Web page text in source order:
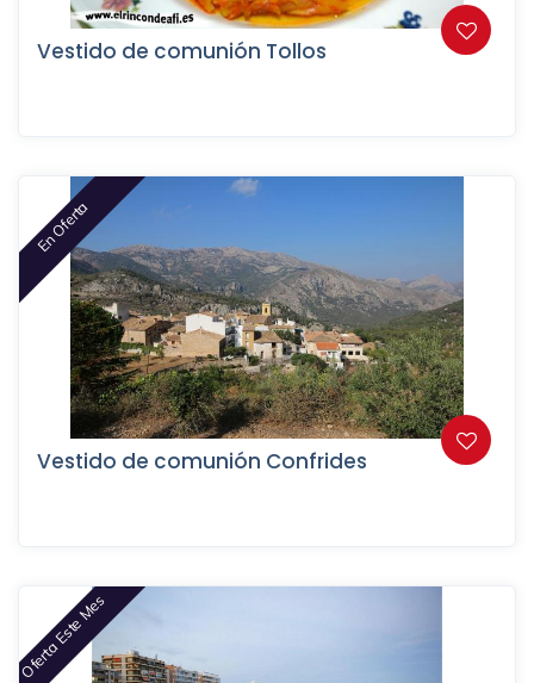
Vestido de comunión Tollos
En Oferta
Vestido de comunión Confrides
Oferta Este Mes